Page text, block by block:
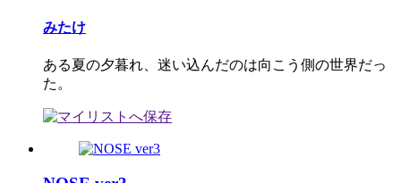
みたけ
ある夏の夕暮れ、迷い込んだのは向こう側の世界だっ
た。